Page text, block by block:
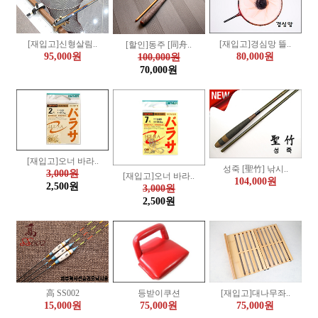
[재입고]신형살림..
95,000원
[할인]동주 [同舟..
100,000원
70,000원
[재입고]경심망 뜰..
80,000원
[재입고]오너 바라..
3,000원
2,500원
[재입고]오너 바라..
3,000원
2,500원
성죽 [聖竹] 낚시..
104,000원
高 SS002
15,000원
등받이쿠션
75,000원
[재입고]대나무좌..
75,000원